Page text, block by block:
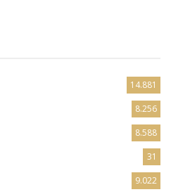
14.881
8.256
8.588
31
9.022